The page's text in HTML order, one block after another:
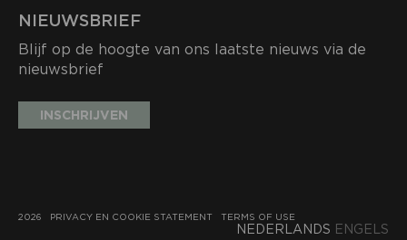
NIEUWSBRIEF
Blijf op de hoogte van ons laatste nieuws via de
nieuwsbrief
INSCHRIJVEN
2026 PRIVACY EN COOKIE STATEMENT TERMS OF USE
NEDERLANDS ENGELS